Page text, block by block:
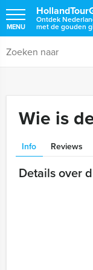
Ontdek
met de gouden
MENU
Wie is
Info Reviews
Details over